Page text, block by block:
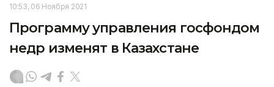
10:53, 06 Ноября 2021
Программу управления госфондом
недр изменят в Казахстане